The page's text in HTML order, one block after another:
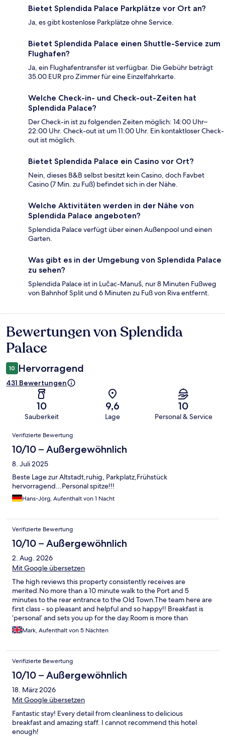
Bietet Splendida Palace Parkplätze vor Ort an?
Ja, es gibt kostenlose Parkplätze ohne Service.
Bietet Splendida Palace einen Shuttle-Service zum
Flughafen?
Ja, ein Flughafentransfer ist verfügbar. Die Gebühr beträgt
35.00 EUR pro Zimmer für eine Einzelfahrkarte.
Welche Check-in- und Check-out-Zeiten hat
Splendida Palace?
Der Check-in ist zu folgenden Zeiten möglich: 14:00 Uhr–
22:00 Uhr. Check-out ist um 11:00 Uhr. Ein kontaktloser Check-
out ist möglich.
Bietet Splendida Palace ein Casino vor Ort?
Nein, dieses B&B selbst besitzt kein Casino, doch Favbet
Casino (7 Min. zu Fuß) befindet sich in der Nähe.
Welche Aktivitäten werden in der Nähe von
Splendida Palace angeboten?
Splendida Palace verfügt über einen Außenpool und einen
Garten.
Was gibt es in der Umgebung von Splendida Palace
zu sehen?
Splendida Palace ist in Lučac-Manuš, nur 8 Minuten Fußweg
von Bahnhof Split und 6 Minuten zu Fuß von Riva entfernt.
Bewertungen
Bewertungen von Splendida
Palace
10 Hervorragend
431 Bewertungen
10
Sauberkeit
9,6
Lage
10
Personal & Service
Bewertungen
Verifizierte Bewertung
10/10 – Außergewöhnlich
8. Juli 2025
Beste Lage zur Altstadt,ruhig, Parkplatz,Frühstück
hervorragend...Personal spitze!!!
Hans-Jörg, Aufenthalt von 1 Nacht
Verifizierte Bewertung
10/10 – Außergewöhnlich
2. Aug. 2026
Mit Google übersetzen
The high reviews this property consistently receives are
merited.No more than a 10 minute walk to the Port and 5
minutes to the rear entrance to the Old Town.The team here are
first class - so pleasant and helpful and so happy!! Breakfast is
‘personal’ and sets you up for the day.Room is more than
adequate for 2 people.Highly recommended.
Mark, Aufenthalt von 5 Nächten
Verifizierte Bewertung
10/10 – Außergewöhnlich
18. März 2026
Mit Google übersetzen
Fantastic stay! Every detail from cleanliness to delicious
breakfast and amazing staff. I cannot recommend this hotel
enough!